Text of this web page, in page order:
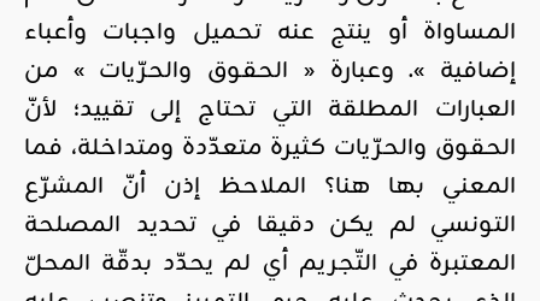
المساواة أو ينتج عنه تحميل واجبات وأعباء
إضافية ». وعبارة « الحقوق والحرّيات » من
العبارات المطلقة التي تحتاج إلى تقييد؛ لأنّ
الحقوق والحرّيات كثيرة متعدّدة ومتداخلة، فما
المعني بها هنا؟ الملاحظ إذن أنّ المشرّع
التونسي لم يكن دقيقا في تحديد المصلحة
المعتبرة في التّجريم أي لم يحدّد بدقّة المحلّ